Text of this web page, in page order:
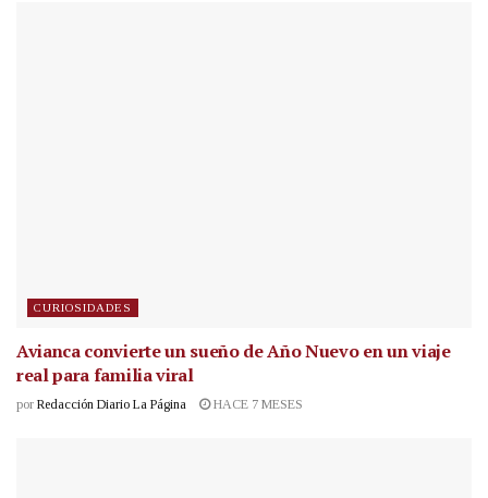
CURIOSIDADES
Avianca convierte un sueño de Año Nuevo en un viaje
real para familia viral
por Redacción Diario La Página HACE 7 MESES